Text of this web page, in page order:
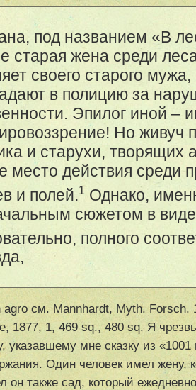
под названием «В
старая жена среди
своего старого
в полицию за
Эпилог иной –
Но живуч
и старухи, творящих
место действия среди
и полей.1 Однако,
сюжетом в
полного
см. Mannhardt, Myth. Forsch.
1877, 1, 469 sq., 480 sq. Я
указавшему мне сказку из
Один человек имел жену,
он также сад, который